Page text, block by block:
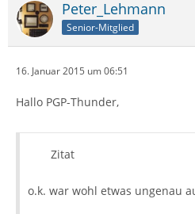
Peter_Lehmann
Senior-Mitglied
16. Januar 2015 um 06:51
Hallo PGP-Thunder,
Zitat
o.k. war wohl etwas ungenau